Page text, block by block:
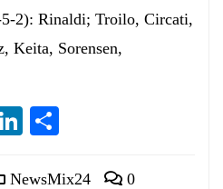
2): Rinaldi; Troilo, Circati,
Keita, Sorensen,
Telegram
LinkedIn
NewsMix24 0